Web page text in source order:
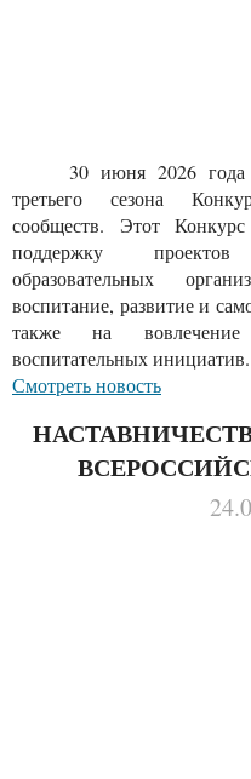
30 июня 2026 года
третьего сезона
сообществ. Этот
поддержку
образовательных
воспитание, развитие и
также на
воспитательных инициатив.
Смотреть новость
НАСТАВНИЧЕСТВО И ПРОСВЕЩЕНИЕ: